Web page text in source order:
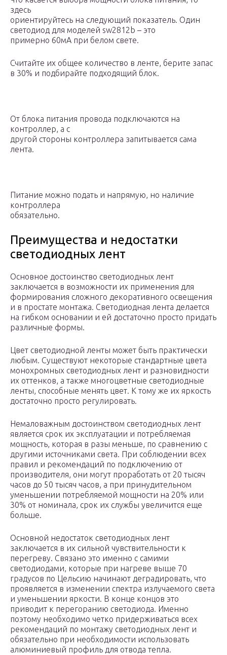
здесь
ориентируйтесь на следующий показатель. Один
светодиод для моделей sw2812b – это
примерно 60мА при белом свете.
Считайте их общее количество в ленте, берите запас
в 30% и подбирайте подходящий блок.
От блока питания провода подключаются на
контроллер, а с
другой стороны контроллера запитывается сама
лента.
Питание можно подать и напрямую, но наличие
контроллера
обязательно.
Преимущества и недостатки
светодиодных лент
Основное достоинство светодиодных лент
заключается в возможности их применения для
формирования сложного декоративного освещения
и в простате монтажа. Светодиодная лента делается
на гибком основании и ей достаточно просто придать
различные формы.
Цвет светодиодной ленты может быть практически
любым. Существуют некоторые стандартные цвета
монохромных светодиодных лент и разновидности
их оттенков, а также многоцветные светодиодные
ленты, способные менять цвет. К тому же их яркость
достаточно просто регулировать.
Немаловажным достоинством светодиодных лент
является срок их эксплуатации и потребляемая
мощность, которая в разы меньше, по сравнению с
другими источниками света. При соблюдении всех
правил и рекомендаций по подключению от
производителя, они могут проработать от 20 тысяч
часов до 50 тысяч часов, а при принудительном
уменьшении потребляемой мощности на 20% или
30% от номинала, срок их службы увеличится еще
больше.
Основной недостаток светодиодных лент
заключается в их сильной чувствительности к
перегреву. Связано это именно с самими
светодиодами, которые при нагреве выше 70
градусов по Цельсию начинают деградировать, что
проявляется в изменении спектра излучаемого света
и уменьшении яркости. В конце концов это
приводит к перегоранию светодиода. Именно
поэтому необходимо четко придерживаться всех
рекомендаций по монтажу светодиодных лент и
обязательно при необходимости использовать
алюминиевый профиль для отвода тепла.